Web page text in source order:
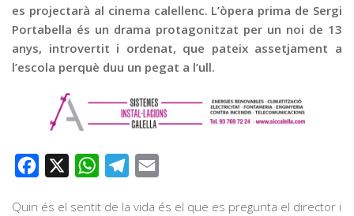
es projectarà al cinema calellenc. L’òpera prima de Sergi
Portabella és un drama protagonitzat per un noi de 13
anys, introvertit i ordenat, que pateix assetjament a
l’escola perquè duu un pegat a l’ull.
Facebook WhatsAppTelegram
Quin és el sentit de la vida és el que es pregunta el director i